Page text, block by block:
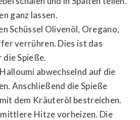
ganz lassen.
Schüssel Olivenöl, Oregano,
verrühren. Dies ist das
Spieße.
abwechselnd auf die
Anschließend die Spieße
dem Kräuteröl bestreichen.
Hitze vorheizen. Die